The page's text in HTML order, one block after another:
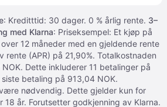
: Kreditttid: 30 dager. 0 % årlig rente. 3–
med Klarna: Priseksempel: Et kjøp på
12 måneder med en gjeldende rente
rente (APR) på 21,90%. Totalkostnaden
NOK. Dette inkluderer 11 betalinger på
betaling på 913,04 NOK.
nødvendig. Dette gjelder kun for
18 år. Forutsetter godkjenning av Klarna.